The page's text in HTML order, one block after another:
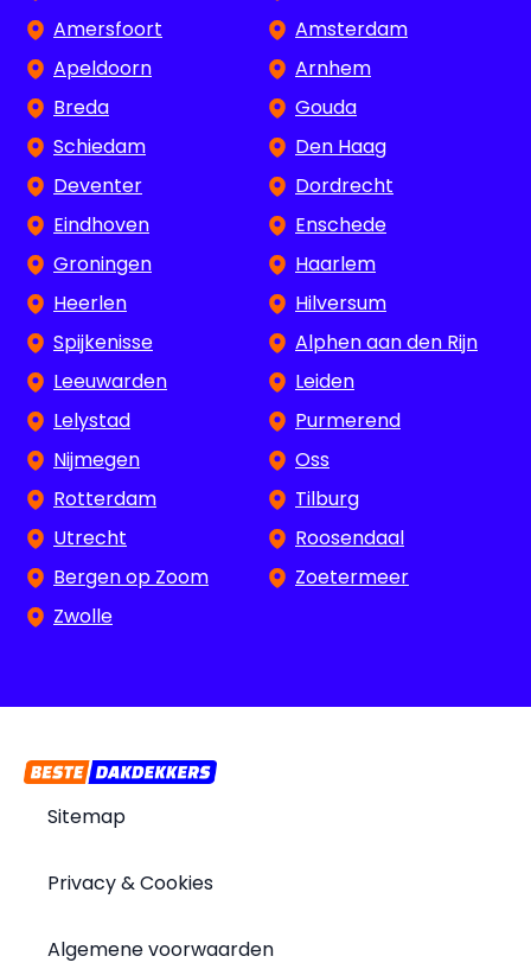
Amersfoort
Amsterdam
Apeldoorn
Arnhem
Breda
Gouda
Schiedam
Den Haag
Deventer
Dordrecht
Eindhoven
Enschede
Groningen
Haarlem
Heerlen
Hilversum
Spijkenisse
Alphen aan den Rijn
Leeuwarden
Leiden
Lelystad
Purmerend
Nijmegen
Oss
Rotterdam
Tilburg
Utrecht
Roosendaal
Bergen op Zoom
Zoetermeer
Zwolle
Sitemap
Privacy & Cookies
Algemene voorwaarden